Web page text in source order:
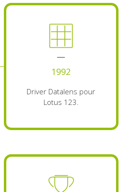
1992
Driver Datalens pour
Lotus 123.